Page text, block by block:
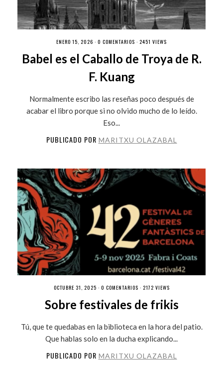
ENERO 15, 2026 · 0 COMENTARIOS · 2451 VIEWS
Babel es el Caballo de Troya de R.
F. Kuang
Normalmente escribo las reseñas poco después de
acabar el libro porque si no olvido mucho de lo leído.
Eso...
PUBLICADO POR MARITXU OLAZABAL
OCTUBRE 31, 2025 · 0 COMENTARIOS · 2172 VIEWS
Sobre festivales de frikis
Tú, que te quedabas en la biblioteca en la hora del patio.
Que hablas solo en la ducha explicando...
PUBLICADO POR MARITXU OLAZABAL